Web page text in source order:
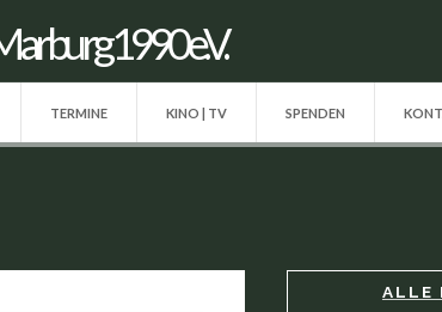
TERMINE KINO | TV SPENDEN
ALLE